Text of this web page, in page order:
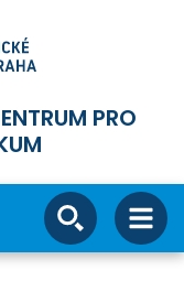
PRO